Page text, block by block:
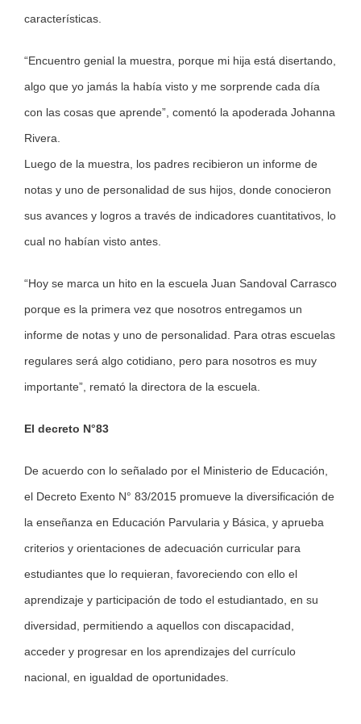
características.
“Encuentro genial la muestra, porque mi hija está disertando,
algo que yo jamás la había visto y me sorprende cada día
con las cosas que aprende”, comentó la apoderada Johanna
Rivera.
Luego de la muestra, los padres recibieron un informe de
notas y uno de personalidad de sus hijos, donde conocieron
sus avances y logros a través de indicadores cuantitativos, lo
cual no habían visto antes.
“Hoy se marca un hito en la escuela Juan Sandoval Carrasco
porque es la primera vez que nosotros entregamos un
informe de notas y uno de personalidad. Para otras escuelas
regulares será algo cotidiano, pero para nosotros es muy
importante”, remató la directora de la escuela.
El decreto N°83
De acuerdo con lo señalado por el Ministerio de Educación,
el Decreto Exento N° 83/2015 promueve la diversificación de
la enseñanza en Educación Parvularia y Básica, y aprueba
criterios y orientaciones de adecuación curricular para
estudiantes que lo requieran, favoreciendo con ello el
aprendizaje y participación de todo el estudiantado, en su
diversidad, permitiendo a aquellos con discapacidad,
acceder y progresar en los aprendizajes del currículo
nacional, en igualdad de oportunidades.